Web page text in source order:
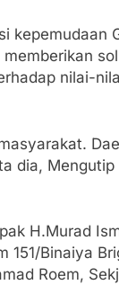
kepemudaan
nilai-
dia,
H.Murad
Binaiya
Roem,